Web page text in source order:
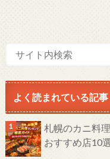
よく読まれている記事
札幌のカニ料
おすすめ店10